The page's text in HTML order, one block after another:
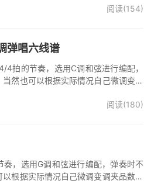
阅读(154)
弹唱六线谱
拍的节奏，选用C调和弦进行编配，
然也可以根据实际情况自己微调变调
走》歌曲原版编配，完整的前奏、间
阅读(180)
，选用G调和弦进行编配，弹奏时不
根据实际情况自己微调变调夹品数。